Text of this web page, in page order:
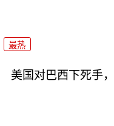
最热
美国对巴西下死手